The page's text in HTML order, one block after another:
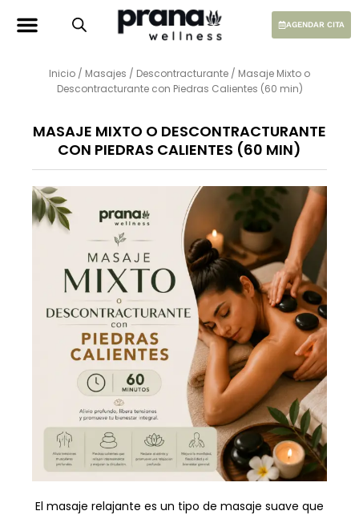
AGENDAR CITA
Inicio / Masajes / Descontracturante / Masaje Mixto o
Descontracturante con Piedras Calientes (60 min)
MASAJE MIXTO O DESCONTRACTURANTE
CON PIEDRAS CALIENTES (60 MIN)
El masaje relajante es un tipo de masaje suave que